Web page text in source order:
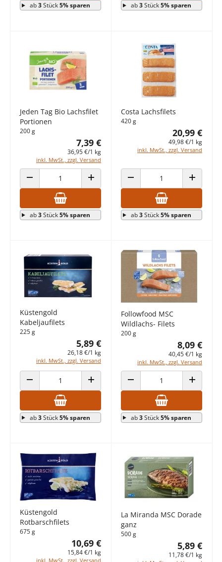
ab3Stück5% sparen ab3Stück5% sparen
Jeden Tag Bio Lachsfilet
Portionen
200 g
7,39 €
36,95 €/1 kg
inkl. MwSt., zzgl. Versand
ANZAHL VERRINGERN ANZAHL ERHÖHEN
ab3Stück5% sparen
Costa Lachsfilets
420 g
20,99 €
49,98 €/1 kg
inkl. MwSt., zzgl. Versand
ANZAHL VERRINGERN ANZAHL
ab3Stück5% sparen
Küstengold
Kabeljaufilets
225 g
5,89 €
26,18 €/1 kg
inkl. MwSt., zzgl. Versand
ANZAHL VERRINGERN ANZAHL ERHÖHEN
ab3Stück5% sparen
Followfood MSC
Wildlachs- Filets
200 g
8,09 €
40,45 €/1 kg
inkl. MwSt., zzgl. Versand
ANZAHL VERRINGERN ANZAHL
ab3Stück5% sparen
Küstengold
Rotbarschfilets
675 g
10,69 €
15,84 €/1 kg
inkl. MwSt., zzgl. Versand
La Miranda MSC Dorade
ganz
500 g
5,89 €
11,78 €/1 kg